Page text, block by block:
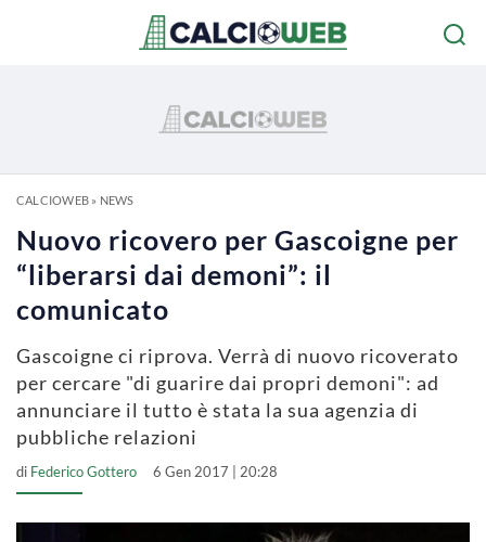
CALCIOWEB» NEWS
Nuovo ricovero per Gascoigne per
“liberarsi dai demoni”: il
comunicato
Gascoigne ci riprova. Verrà di nuovo ricoverato
per cercare "di guarire dai propri demoni": ad
annunciare il tutto è stata la sua agenzia di
pubbliche relazioni
di Federico Gottero 6 Gen 2017 | 20:28